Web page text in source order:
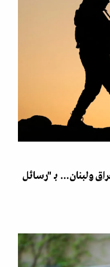
ولبنان... بـ "رسائل